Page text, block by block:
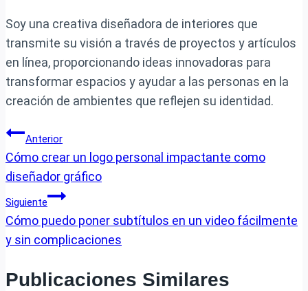
Soy una creativa diseñadora de interiores que
transmite su visión a través de proyectos y artículos
en línea, proporcionando ideas innovadoras para
transformar espacios y ayudar a las personas en la
creación de ambientes que reflejen su identidad.
Navegación
de
entradas
Anterior
Cómo crear un logo personal impactante como
diseñador gráfico
Siguiente
Cómo puedo poner subtítulos en un video fácilmente
y sin complicaciones
Publicaciones Similares